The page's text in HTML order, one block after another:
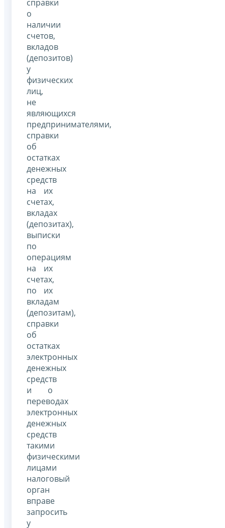
справки
о
наличии
счетов,
вкладов
(депозитов)
у
физических
лиц,
не
являющихся
предпринимателями,
справки
об
остатках
денежных
средств
на их
счетах,
вкладах
(депозитах),
выписки
по
операциям
на их
счетах,
по их
вкладам
(депозитам),
справки
об
остатках
электронных
денежных
средств
и о
переводах
электронных
денежных
средств
такими
физическими
лицами
налоговый
орган
вправе
запросить
у